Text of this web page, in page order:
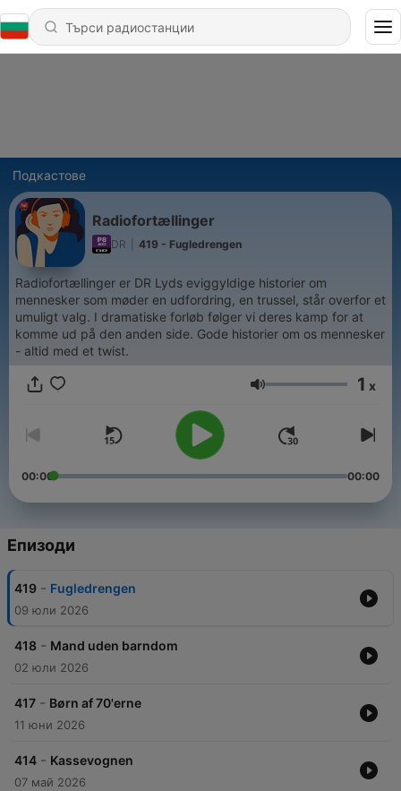
Подкастове
Radiofortællinger
DR 419 - Fugledrengen
Radiofortællinger er DR Lyds eviggyldige historier om
mennesker som møder en udfordring, en trussel, står overfor et
umuligt valg. I dramatiske forløb følger vi deres kamp for at
komme ud på den anden side. Gode historier om os mennesker
- altid med et twist.
Сила на звука
1 x
00:00 00:00
Епизоди
419 - Fugledrengen
09 юли 2026
418 - Mand uden barndom
02 юли 2026
417 - Børn af 70'erne
11 юни 2026
414 - Kassevognen
07 май 2026